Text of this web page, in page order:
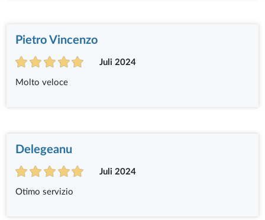
Pietro Vincenzo
Juli 2024
Molto veloce
Delegeanu
Juli 2024
Otimo servizio